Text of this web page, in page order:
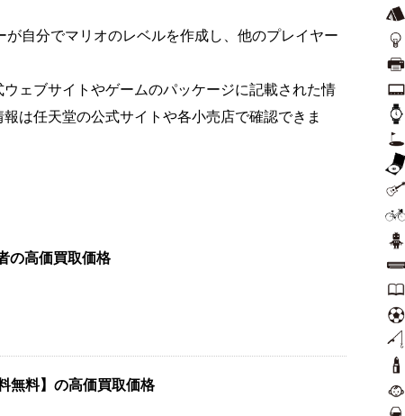
自分でマリオのレベルを作成し、他のプレイヤー
ェブサイトやゲームのパッケージに記載された情
は任天堂の公式サイトや各小売店で確認できま
の高価買取価格
無料】の高価買取価格